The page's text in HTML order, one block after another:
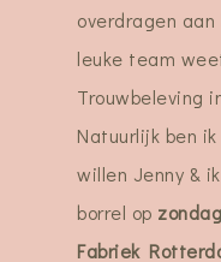
overdragen
leuke team
Trouwbeleving
Natuurlijk ben
willen Jenny &
borrel op
Fabriek